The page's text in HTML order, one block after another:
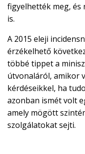
figyelhették meg,
is.
A 2015 eleji
érzékelhető
többé tippet a
útvonaláról, amikor
kérdéseikkel, ha
azonban ismét volt
amely mögött
szolgálatokat sejti.